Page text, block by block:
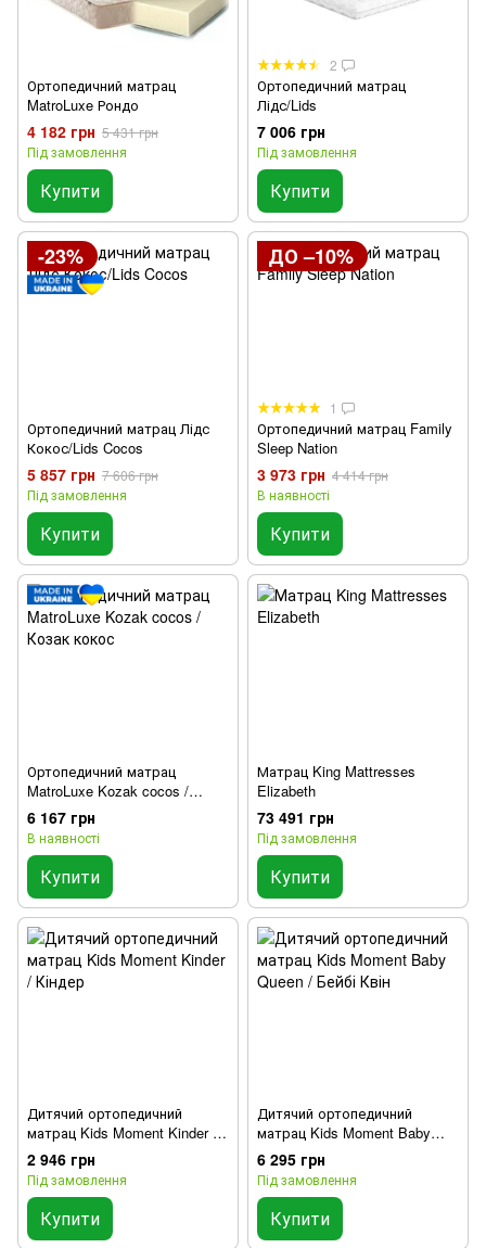
Ортопедичний матрац
MatroLuxe Рондо
4 182 грн 5 431 грн
Під замовлення
Купити
2
Ортопедичний матрац
Лідс/Lids
7 006 грн
Під замовлення
Купити
-23%
Ортопедичний матрац Лідс
Кокос/Lids Cocos
5 857 грн 7 606 грн
Під замовлення
Купити
ДО –10%
1
Ортопедичний матрац Family
Sleep Nation
3 973 грн 4 414 грн
В наявності
Купити
Ортопедичний матрац
MatroLuxe Kozak cocos /
Козак кокос
6 167 грн
В наявності
Купити
Матрац King Mattresses
Elizabeth
73 491 грн
Під замовлення
Купити
Дитячий ортопедичний
матрац Kids Moment Kinder /
Кіндер
2 946 грн
Під замовлення
Купити
Дитячий ортопедичний
матрац Kids Moment Baby
Queen / Бейбі Квін
6 295 грн
Під замовлення
Купити